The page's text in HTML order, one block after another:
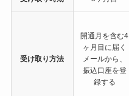
受け取り方法
開通月を含む4
ヶ月目に届く
メールから、
振込口座を登
録する